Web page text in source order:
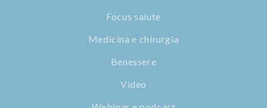
Focus salute
Medicina e chirurgia
Benessere
Video